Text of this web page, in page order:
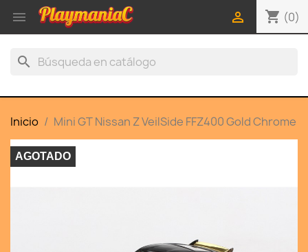
 shopping_cart (0)

search
Inicio Mini GT Nissan Z VeilSide FFZ400 Gold Chrome
AGOTADO